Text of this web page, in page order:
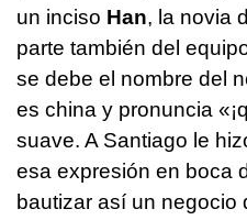
un inciso Han, la novia
parte también del
se debe el nombre del
es china y pronuncia
suave. A Santiago le
esa expresión en boca
bautizar así un negocio